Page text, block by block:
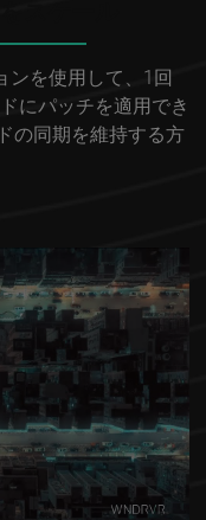
ンを使用して、1回
にパッチを適用でき
の同期を維持する方